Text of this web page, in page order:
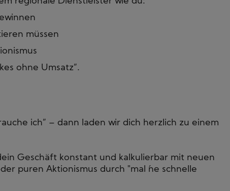
müssen
ohne Umsatz”.
ich” – dann laden wir dich herzlich zu einem
Geschäft konstant und kalkulierbar mit neuen
puren Aktionismus durch "mal ´ne schnelle